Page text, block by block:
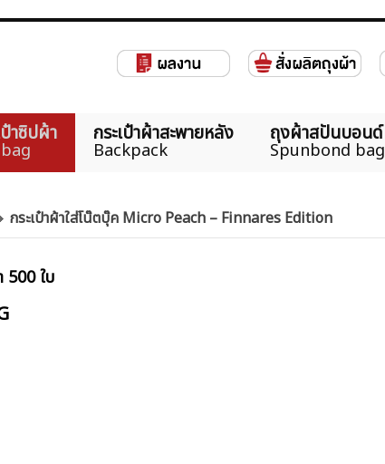
ป๋าซิปผ้า กระเป๋าผ้าสะพายหลัง
Backpack
ถุงผ้าสปันบอนด์
Spunbond bag
กระเป๋าผ้าใส่โน๊ตบุ๊ค Micro Peach – Finnares Edition
500 ใบ